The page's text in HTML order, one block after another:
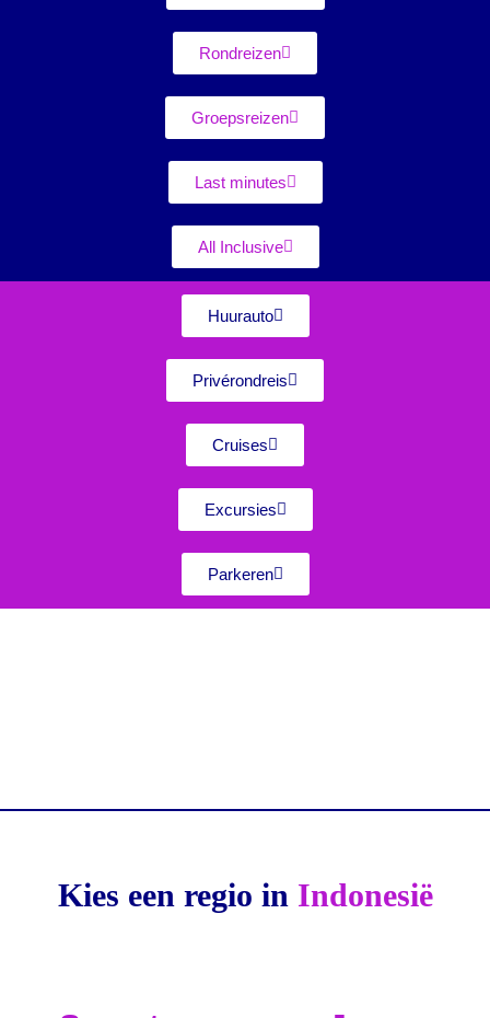
Rondreizen
Groepsreizen
Last minutes
All Inclusive
Huurauto
Privérondreis
Cruises
Excursies
Parkeren
Kies een regio in Indonesië